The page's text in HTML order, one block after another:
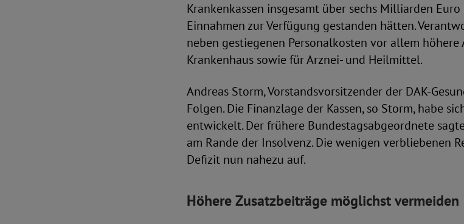
Krankenkassen insgesamt über sechs Milliarden
Einnahmen zur Verfügung gestanden hätten.
neben gestiegenen Personalkosten vor allem
Krankenhaus sowie für Arznei- und Heilmittel.
Andreas Storm, Vorstandsvorsitzender der DAK-
Folgen. Die Finanzlage der Kassen, so Storm, habe
entwickelt. Der frühere Bundestagsabgeordnete
am Rande der Insolvenz. Die wenigen verbliebenen
Defizit nun nahezu auf.
Höhere Zusatzbeiträge möglichst vermeiden